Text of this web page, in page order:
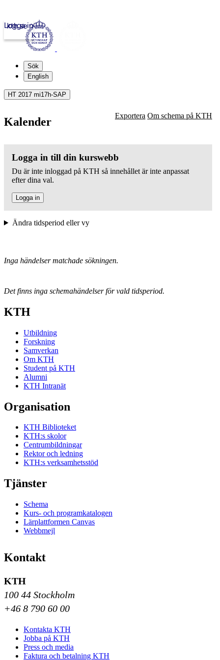
kth.se
Logga in
Sök
English
HT 2017 mi17h-SAP
Kalender Exportera Om schema på KTH
Logga in till din kurswebb
Du är inte inloggad på KTH så innehållet är inte anpassat
efter dina val.
Logga in
Ändra tidsperiod eller vy
Inga händelser matchade sökningen.
Det finns inga schemahändelser för vald tidsperiod.
KTH
Utbildning
Forskning
Samverkan
Om KTH
Student på KTH
Alumni
KTH Intranät
Organisation
KTH Biblioteket
KTH:s skolor
Centrumbildningar
Rektor och ledning
KTH:s verksamhetsstöd
Tjänster
Schema
Kurs- och programkatalogen
Lärplattformen Canvas
Webbmejl
Kontakt
KTH
100 44 Stockholm
+46 8 790 60 00
Kontakta KTH
Jobba på KTH
Press och media
Faktura och betalning KTH